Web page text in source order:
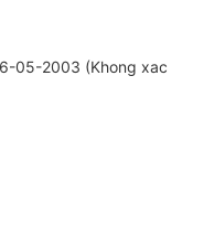
05-2003 (Khong xac